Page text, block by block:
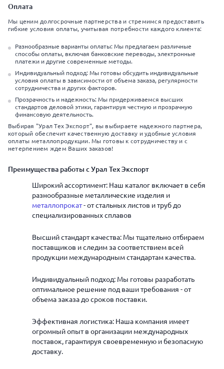
Оплата
Мы ценим долгосрочные партнерства и стремимся предоставить
гибкие условия оплаты, учитывая потребности каждого клиента:
Разнообразные варианты оплаты: Мы предлагаем различные
способы оплаты, включая банковские переводы, электронные
платежи и другие современные методы.
Индивидуальный подход: Мы готовы обсудить индивидуальные
условия оплаты в зависимости от объема заказа, регулярности
сотрудничества и других факторов.
Прозрачность и надежность: Мы придерживаемся высших
стандартов деловой этики, гарантируя честную и прозрачную
финансовую деятельность.
Выбирая "Урал Тех Экспорт", вы выбираете надежного партнера,
который обеспечит качественную доставку и удобные условия
оплаты металлопродукции. Мы готовы к сотрудничеству и с
нетерпением ждем Ваших заказов!
Преимущества работы с Урал Тех Экспорт
Широкий ассортимент: Наш каталог включает в себя
разнообразные металлические изделия и
металлопрокат- от стальных листов и труб до
специализированных сплавов
Высший стандарт качества: Мы тщательно отбираем
поставщиков и следим за соответствием всей
продукции международным стандартам качества.
Индивидуальный подход: Мы готовы разработать
оптимальное решение под ваши требования - от
объема заказа до сроков поставки.
Эффективная логистика: Наша компания имеет
огромный опыт в организации международных
поставок, гарантируя своевременную и безопасную
доставку.